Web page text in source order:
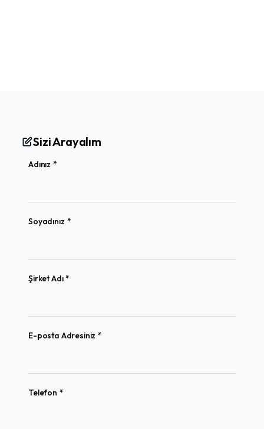
Sizi Arayalım
Adınız *(required)
Soyadınız *(required)
Şirket Adı *
E-posta Adresiniz *
Telefon *(required)